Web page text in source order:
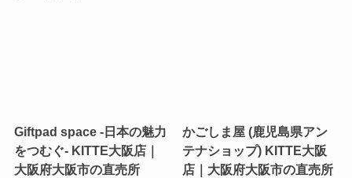
Giftpad space -日本の魅力
をつむぐ- KITTE大阪店｜
大阪府大阪市の直売所
かごしま屋 (鹿児島県アン
テナショップ) KITTE大阪
店｜大阪府大阪市の直売所